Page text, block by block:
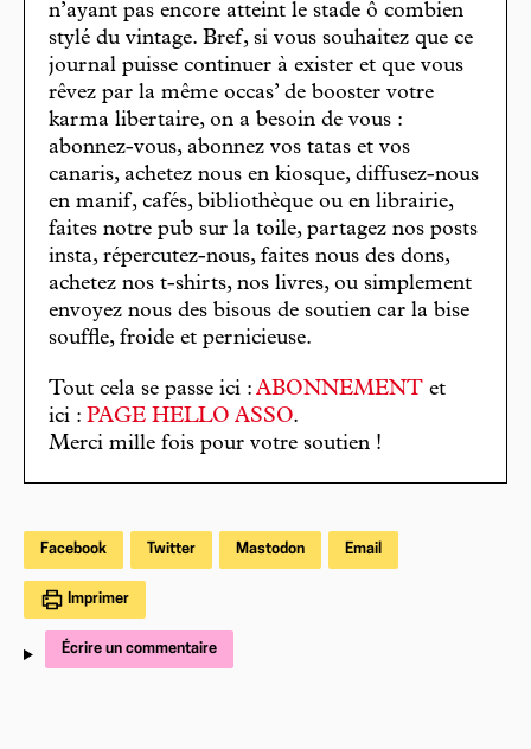
n’ayant pas encore atteint le stade ô combien
stylé du vintage. Bref, si vous souhaitez que ce
journal puisse continuer à exister et que vous
rêvez par la même occas’ de booster votre
karma libertaire, on a besoin de vous :
abonnez-vous, abonnez vos tatas et vos
canaris, achetez nous en kiosque, diffusez-nous
en manif, cafés, bibliothèque ou en librairie,
faites notre pub sur la toile, partagez nos posts
insta, répercutez-nous, faites nous des dons,
achetez nos t-shirts, nos livres, ou simplement
envoyez nous des bisous de soutien car la bise
souffle, froide et pernicieuse.
Tout cela se passe ici : ABONNEMENT et
ici : PAGE HELLO ASSO.
Merci mille fois pour votre soutien !
Facebook Twitter Mastodon Email
Imprimer
Écrire un commentaire